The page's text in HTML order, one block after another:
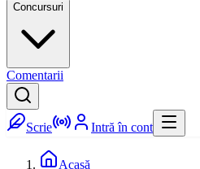
Concursuri
Comentarii
Scrie Intră în cont
Acasă